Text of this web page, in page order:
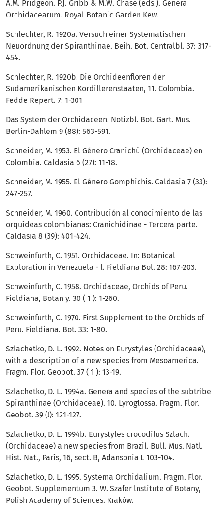
A.M. Pridgeon. P.J. Gribb & M.W. Chase (eds.). Genera
Orchidacearum. Royal Botanic Garden Kew.
Schlechter, R. 1920a. Versuch einer Systematischen
Neuordnung der Spiranthinae. Beih. Bot. Centralbl. 37: 317-
454.
Schlechter, R. 1920b. Die Orchideenfloren der
Sudamerikanischen Kordillerenstaaten, 11. Colombia.
Fedde Repert. 7: 1-301
Das System der Orchidaceen. Notizbl. Bot. Gart. Mus.
Berlin-Dahlem 9 (88): 563-591.
Schneider, M. 1953. El Género Cranichü (Orchidaceae) en
Colombia. Caldasia 6 (27): 11-18.
Schneider, M. 1955. El Género Gomphichis. Caldasia 7 (33):
247-257.
Schneider, M. 1960. Contribución al conocimiento de las
orquídeas colombianas: Cranichidinae - Tercera parte.
Caldasia 8 (39): 401-424.
Schweinfurth, C. 1951. Orchidaceae. In: Botanical
Exploration in Venezuela - l. Fieldiana Bol. 28: 167-203.
Schweinfurth, C. 1958. Orchidaceae, Orchids of Peru.
Fieldiana, Botan y. 30 ( 1 ): 1-260.
Schweinfurth, C. 1970. First Supplement to the Orchids of
Peru. Fieldiana. Bot. 33: 1-80.
Szlachetko, D. L. 1992. Notes on Eurystyles (Orchidaceae),
with a description of a new species from Mesoamerica.
Fragm. Flor. Geobot. 37 ( 1 ): 13-19.
Szlachetko, D. L. 1994a. Genera and species of the subtribe
Spiranthinae (Orchidaceae). 10. Lyrogtossa. Fragm. Flor.
Geobot. 39 (!): 121-127.
Szlachetko, D. L. 1994b. Eurystyles crocodilus Szlach.
(Orchidaceae) a new species from Brazil. Bull. Mus. Natl.
Hist. Nat., París, 16, sect. B, Adansonia L 103-104.
Szlachetko, D. L. 1995. Systema Orchidalium. Fragm. Flor.
Geobot. Supplementum 3. W. Szafer lnstitute of Botany,
Polish Academy of Sciences. Kraków.